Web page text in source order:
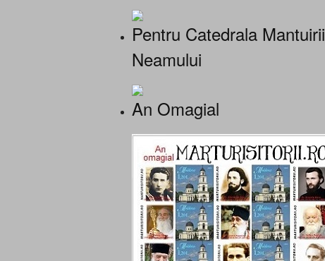
Pentru Catedrala Mantuirii
Neamului
An Omagial